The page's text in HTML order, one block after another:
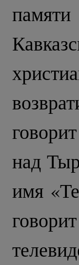
памяти
над
имя